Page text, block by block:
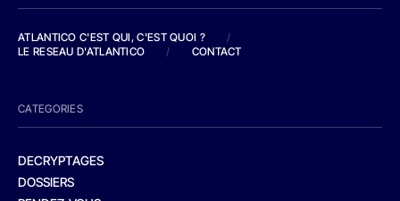
ATLANTICO C'EST QUI, C'EST QUOI ?
/
LE RESEAU D'ATLANTICO
/ CONTACT
CATEGORIES
DECRYPTAGES
DOSSIERS